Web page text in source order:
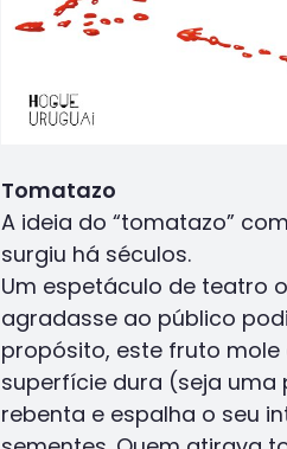
Tomatazo
A ideia do “tomatazo”
surgiu há séculos.
Um espetáculo de teatro
agradasse ao público
propósito, este fruto mole
superfície dura (seja
rebenta e espalha o seu